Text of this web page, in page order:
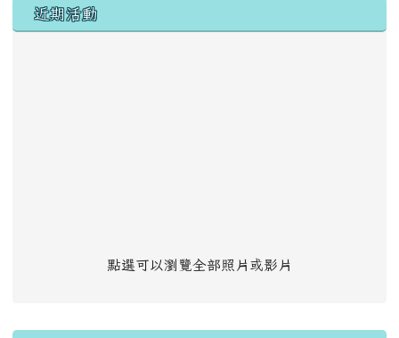
左邊區域內容
近期活動
點選可以瀏覽全部照片或影片